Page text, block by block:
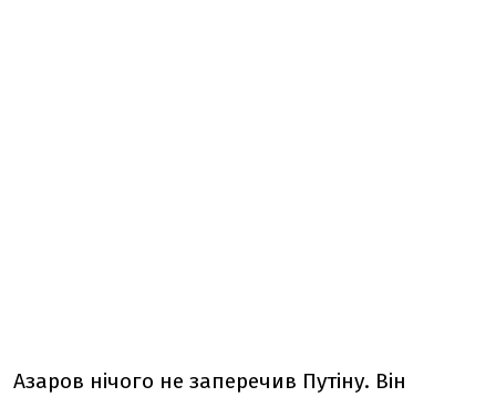
Азаров нічого не заперечив Путіну. Він